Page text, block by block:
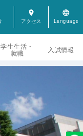
room language
学生生活・
就職 入試情報